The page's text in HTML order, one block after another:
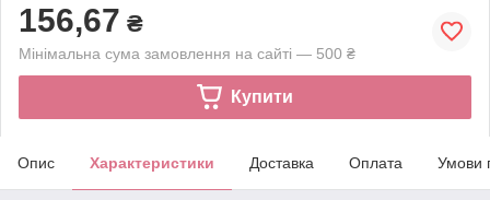
156,67 ₴
Мінімальна сума замовлення на сайті — 500 ₴
Купити
Опис Характеристики Доставка Оплата Умови